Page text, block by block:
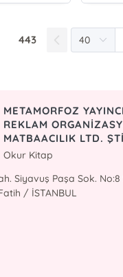
443
METAMORFOZ
REKLAM
MATBAACILIK LTD.
Okur Kitap
Siyavuş Paşa Sok.
/ İSTANBUL